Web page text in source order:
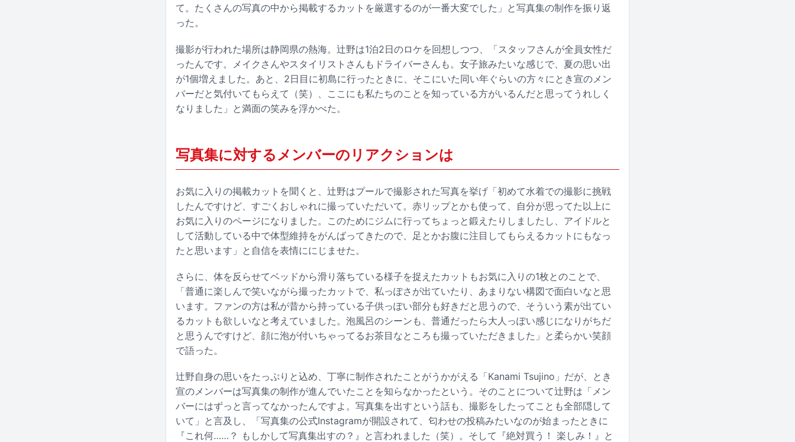
て。たくさんの写真の中から掲載するカットを厳選するのが一番大変でした」と写真集の制作を振り返
った。
撮影が行われた場所は静岡県の熱海。辻野は1泊2日のロケを回想しつつ、「スタッフさんが全員女性だ
ったんです。メイクさんやスタイリストさんもドライバーさんも。女子旅みたいな感じで、夏の思い出
が1個増えました。あと、2日目に初島に行ったときに、そこにいた同い年ぐらいの方々にとき宣のメン
バーだと気付いてもらえて（笑）、ここにも私たちのことを知っている方がいるんだと思ってうれしく
なりました」と満面の笑みを浮かべた。
写真集に対するメンバーのリアクションは
お気に入りの掲載カットを聞くと、辻野はプールで撮影された写真を挙げ「初めて水着での撮影に挑戦
したんですけど、すごくおしゃれに撮っていただいて。赤リップとかも使って、自分が思ってた以上に
お気に入りのページになりました。このためにジムに行ってちょっと鍛えたりしましたし、アイドルと
して活動している中で体型維持をがんばってきたので、足とかお腹に注目してもらえるカットにもなっ
たと思います」と自信を表情ににじませた。
さらに、体を反らせてベッドから滑り落ちている様子を捉えたカットもお気に入りの1枚とのことで、
「普通に楽しんで笑いながら撮ったカットで、私っぽさが出ていたり、あまりない構図で面白いなと思
います。ファンの方は私が昔から持っている子供っぽい部分も好きだと思うので、そういう素が出てい
るカットも欲しいなと考えていました。泡風呂のシーンも、普通だったら大人っぽい感じになりがちだ
と思うんですけど、顔に泡が付いちゃってるお茶目なところも撮っていただきました」と柔らかい笑顔
で語った。
辻野自身の思いをたっぷりと込め、丁寧に制作されたことがうかがえる「Kanami Tsujino」だが、とき
宣のメンバーは写真集の制作が進んでいたことを知らなかったという。そのことについて辻野は「メン
バーにはずっと言ってなかったんですよ。写真集を出すという話も、撮影をしたってことも全部隠して
いて」と言及し、「写真集の公式Instagramが開設されて、匂わせの投稿みたいなのが始まったときに
『これ何……？ もしかして写真集出すの？』と言われました（笑）。そして『絶対買う！ 楽しみ！』と